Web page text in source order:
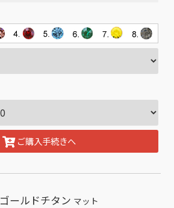
ご購入手続きへ
ゴールドチタン マット